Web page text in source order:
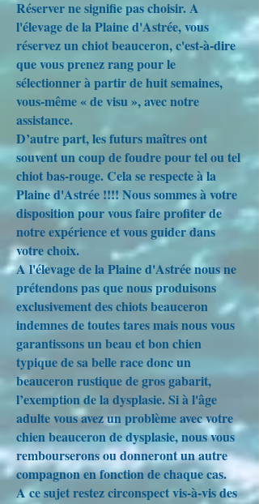
Réserver ne signifie pas choisir. A
l'élevage de la Plaine d'Astrée, vous
réservez un chiot beauceron, c'est-à-dire
que vous prenez rang pour le
sélectionner à partir de huit semaines,
vous-même « de visu », avec notre
assistance.
D’autre part, les futurs maîtres ont
souvent un coup de foudre pour tel ou tel
chiot bas-rouge. Cela se respecte à la
Plaine d'Astrée !!!! Nous sommes à votre
disposition pour vous faire profiter de
notre expérience et vous guider dans
votre choix.
A l'élevage de la Plaine d'Astrée nous ne
prétendons pas que nous produisons
exclusivement des chiots beauceron
indemnes de toutes tares mais nous vous
garantissons un beau et bon chien
typique de sa belle race donc un
beauceron rustique de gros gabarit,
l’exemption de la dysplasie. Si à l'âge
adulte vous avez un problème avec votre
chien beauceron de dysplasie, nous vous
rembourserons ou donneront un autre
compagnon en fonction de chaque cas.
A ce sujet restez circonspect vis-à-vis des